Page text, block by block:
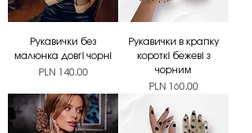
Рукавички без
малюнка довгі чорні
Price
PLN 140.00
Рукавички в крапку
короткі бежеві з
чорним
Price
PLN 160.00